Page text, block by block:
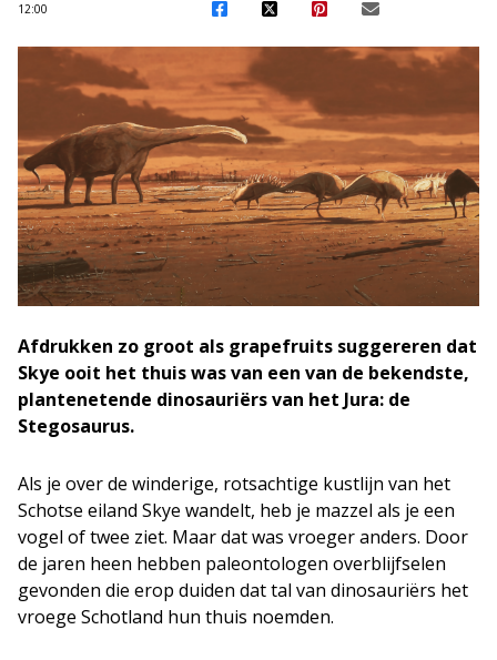
12:00
Afdrukken zo groot als grapefruits suggereren dat
Skye ooit het thuis was van een van de bekendste,
plantenetende dinosauriërs van het Jura: de
Stegosaurus.
Als je over de winderige, rotsachtige kustlijn van het
Schotse eiland Skye wandelt, heb je mazzel als je een
vogel of twee ziet. Maar dat was vroeger anders. Door
de jaren heen hebben paleontologen overblijfselen
gevonden die erop duiden dat tal van dinosauriërs het
vroege Schotland hun thuis noemden.